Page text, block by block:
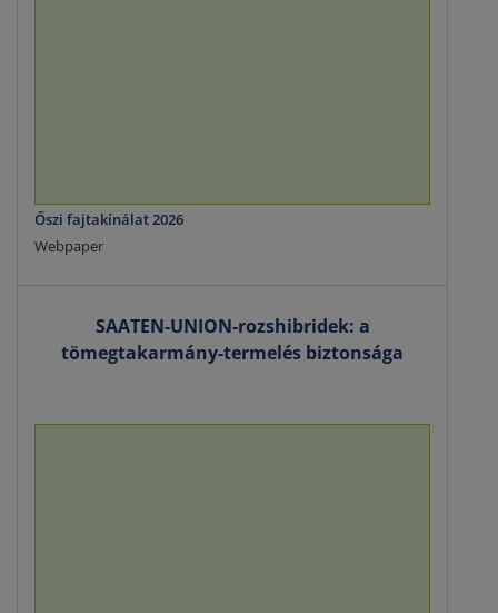
Őszi fajtakínálat 2026
Webpaper
SAATEN-UNION-rozshibridek: a
tömegtakarmány-termelés biztonsága